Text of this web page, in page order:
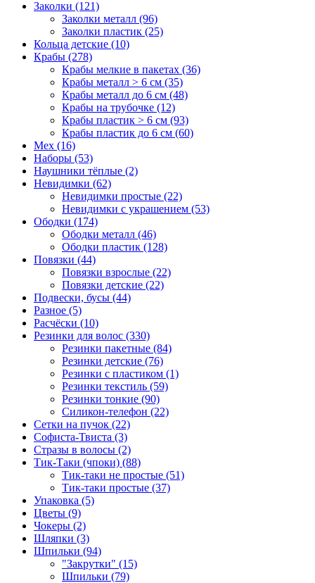
Заколки (121)
Заколки металл (96)
Заколки пластик (25)
Кольца детские (10)
Крабы (278)
Крабы мелкие в пакетах (36)
Крабы металл > 6 см (35)
Крабы металл до 6 см (48)
Крабы на трубочке (12)
Крабы пластик > 6 см (93)
Крабы пластик до 6 см (60)
Мех (16)
Наборы (53)
Наушники тёплые (2)
Невидимки (62)
Невидимки простые (22)
Невидимки с украшением (53)
Ободки (174)
Ободки металл (46)
Ободки пластик (128)
Повязки (44)
Повязки взрослые (22)
Повязки детские (22)
Подвески, бусы (44)
Разное (5)
Расчёски (10)
Резинки для волос (330)
Резинки пакетные (84)
Резинки детские (76)
Резинки с пластиком (1)
Резинки текстиль (59)
Резинки тонкие (90)
Силикон-телефон (22)
Сетки на пучок (22)
Софиста-Твиста (3)
Стразы в волосы (2)
Тик-Таки (чпоки) (88)
Тик-таки не простые (51)
Тик-таки простые (37)
Упаковка (5)
Цветы (9)
Чокеры (2)
Шляпки (3)
Шпильки (94)
"Закрутки" (15)
Шпильки (79)